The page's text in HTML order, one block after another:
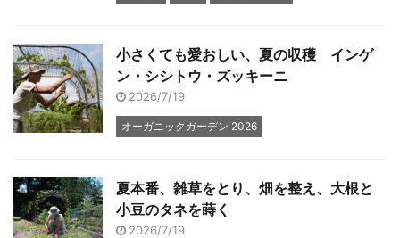
小さくても愛おしい、夏の収穫 インゲ
ン・シシトウ・ズッキーニ
2026/7/19
オーガニックガーデン 2026
夏本番、雑草をとり、畑を整え、大根と
小豆のタネを蒔く
2026/7/19